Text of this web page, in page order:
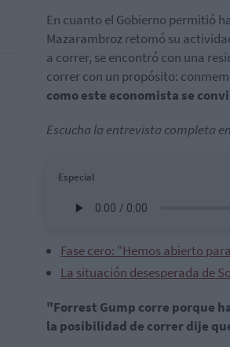
En cuanto el Gobierno permitió
Mazarambroz retomó su
a correr, se encontró con una
correr con un propósito:
como este economista se
Escucha la entrevista completa
Especial
Fase cero: "Hemos abierto
La situación desesperada de
"Forrest Gump corre porque
la posibilidad de correr dije